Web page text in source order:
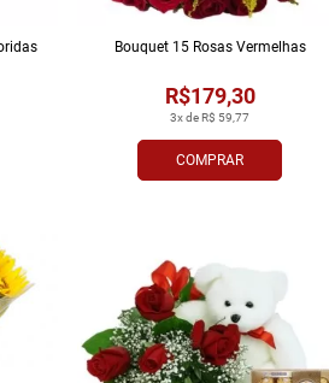
COMPRAR
3x de R$ 59,77
R$179,30
Bouquet 15 Rosas Vermelhas